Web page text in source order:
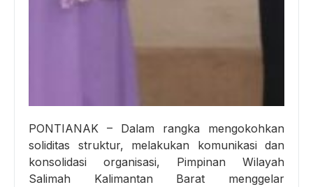
PONTIANAK – Dalam rangka mengokohkan
soliditas struktur, melakukan komunikasi dan
konsolidasi organisasi, Pimpinan Wilayah
Salimah Kalimantan Barat menggelar